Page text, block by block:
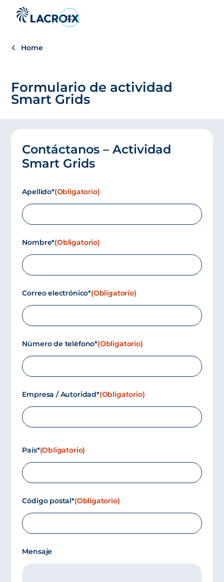
contenido
Ir
página
Home
Formulario de actividad
Smart Grids
Contáctanos – Actividad
Smart Grids
Apellido*(Obligatorio)
Nombre*(Obligatorio)
Correo electrónico*(Obligatorio)
Número de teléfono*(Obligatorio)
Empresa / Autoridad*(Obligatorio)
País*(Obligatorio)
Código postal*(Obligatorio)
Mensaje